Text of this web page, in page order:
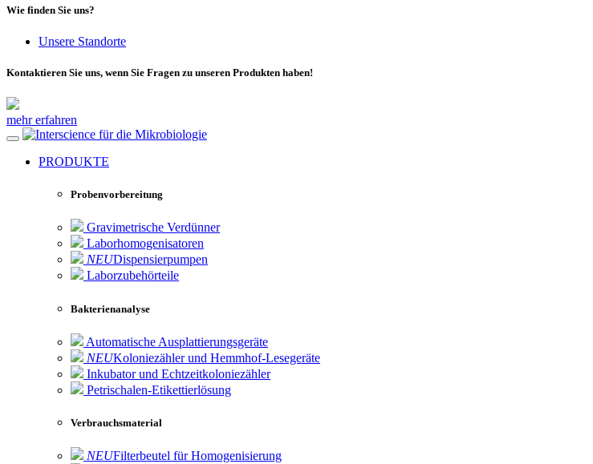
Wie finden Sie uns?
Unsere Standorte
Kontaktieren Sie uns, wenn Sie Fragen zu unseren Produkten haben!
mehr erfahren
für die Mikrobiologie
PRODUKTE
Probenvorbereitung
Gravimetrische Verdünner
Laborhomogenisatoren
NEUDispensierpumpen
Laborzubehörteile
Bakterienanalyse
Automatische Ausplattierungsgeräte
NEUKoloniezähler und Hemmhof-Lesegeräte
Inkubator und Echtzeitkoloniezähler
Petrischalen-Etikettierlösung
Verbrauchsmaterial
NEUFilterbeutel für Homogenisierung